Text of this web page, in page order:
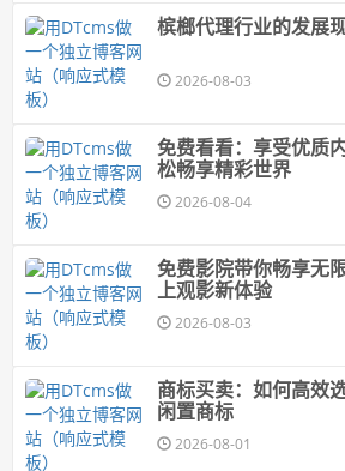
槟榔代理行业的发展
2026-08-03
免费看看：享受优质
松畅享精彩世界
2026-08-04
免费影院带你畅享无
上观影新体验
2026-08-03
商标买卖：如何高效
闲置商标
2026-08-01